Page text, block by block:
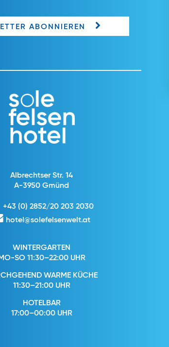
ABONNIEREN
Albrechtser Str. 14
A-3950 Gmünd
+43 (0) 2852/20 203 2030
hotel@solefelsenwelt.at
WINTERGARTEN
SO 11:30–22:00 UHR
WARME KÜCHE
11:30–21:00 UHR
HOTELBAR
17:00–00:00 UHR